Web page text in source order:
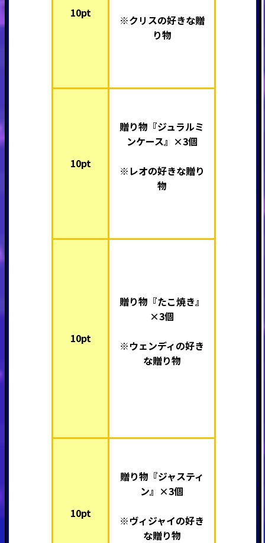
10pt
※クリスの好きな贈
り物
10pt
贈り物『ジュラルミ
ンケース』×3個
※レオの好きな贈り
物
10pt
贈り物『たこ焼き』
×3個
※ウェンディの好き
な贈り物
10pt
贈り物『ジャスティ
ン』×3個
※ヴィジャイの好き
な贈り物